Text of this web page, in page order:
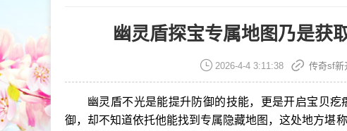
幽灵盾探宝专属地图乃是获
2026-4-4 3:11:38 传奇sf新
幽灵盾不光是能提升防御的技能，更是开启宝贝
御，却不知道依托他能找到专属隐藏地图，这处地方堪